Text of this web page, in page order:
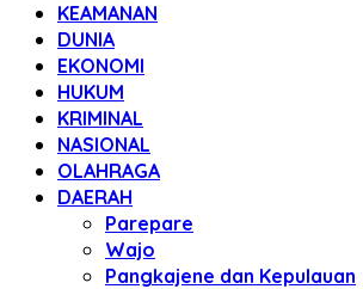
KEAMANAN
DUNIA
EKONOMI
HUKUM
KRIMINAL
NASIONAL
OLAHRAGA
DAERAH
Parepare
Wajo
Pangkajene dan Kepulauan